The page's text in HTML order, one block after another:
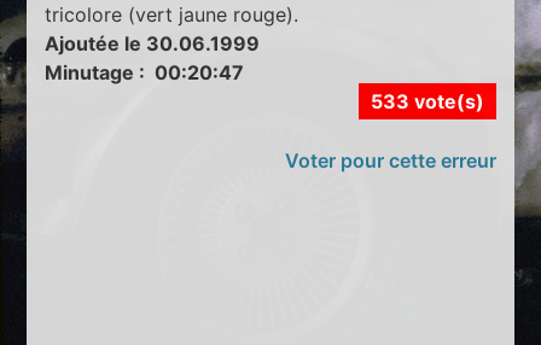
tricolore (vert jaune rouge).
Ajoutée le 30.06.1999
Minutage : 00:20:47
533 vote(s)
Voter pour cette erreur